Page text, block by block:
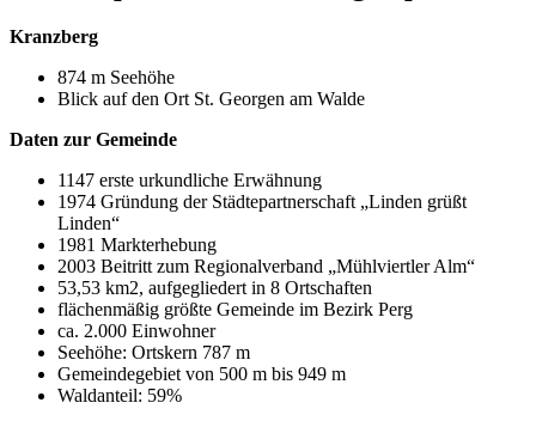
Kranzberg
874 m Seehöhe
Blick auf den Ort St. Georgen am Walde
Daten zur Gemeinde
1147 erste urkundliche Erwähnung
1974 Gründung der Städtepartnerschaft „Linden grüßt
Linden“
1981 Markterhebung
2003 Beitritt zum Regionalverband „Mühlviertler Alm“
53,53 km2, aufgegliedert in 8 Ortschaften
flächenmäßig größte Gemeinde im Bezirk Perg
ca. 2.000 Einwohner
Seehöhe: Ortskern 787 m
Gemeindegebiet von 500 m bis 949 m
Waldanteil: 59%